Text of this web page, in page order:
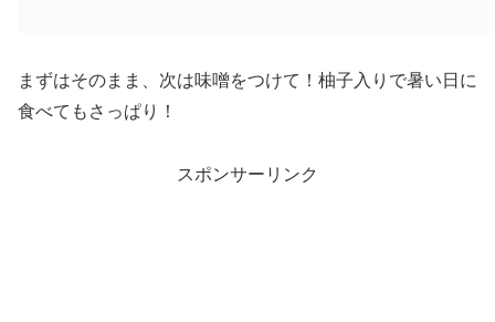
まずはそのまま、次は味噌をつけて！柚子入りで暑い日に
食べてもさっぱり！
スポンサーリンク